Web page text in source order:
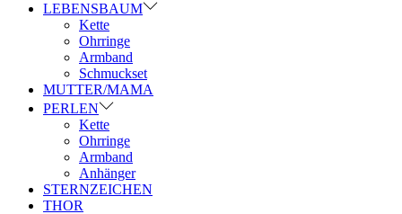
LEBENSBAUM
Kette
Ohrringe
Armband
Schmuckset
MUTTER/MAMA
PERLEN
Kette
Ohrringe
Armband
Anhänger
STERNZEICHEN
THOR